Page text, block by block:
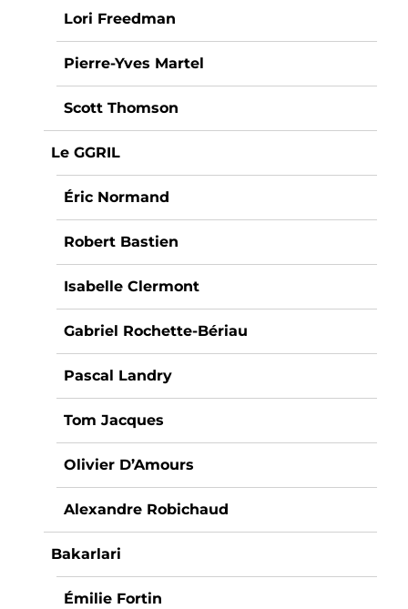
Lori Freedman
Pierre-Yves Martel
Scott Thomson
Le GGRIL
Éric Normand
Robert Bastien
Isabelle Clermont
Gabriel Rochette-Bériau
Pascal Landry
Tom Jacques
Olivier D’Amours
Alexandre Robichaud
Bakarlari
Émilie Fortin